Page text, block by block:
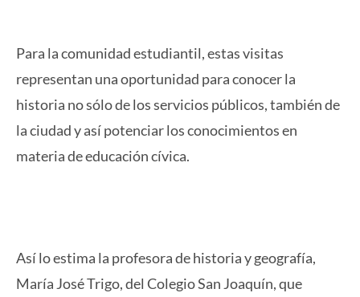
Para la comunidad estudiantil, estas visitas
representan una oportunidad para conocer la
historia no sólo de los servicios públicos, también de
la ciudad y así potenciar los conocimientos en
materia de educación cívica.
Así lo estima la profesora de historia y geografía,
María José Trigo, del Colegio San Joaquín, que